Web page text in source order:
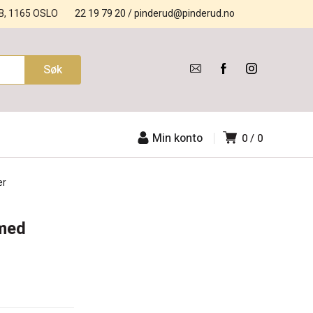
22 19 79 20/pinderud@pinderud.no
1165 OSLO
0 0
Min konto